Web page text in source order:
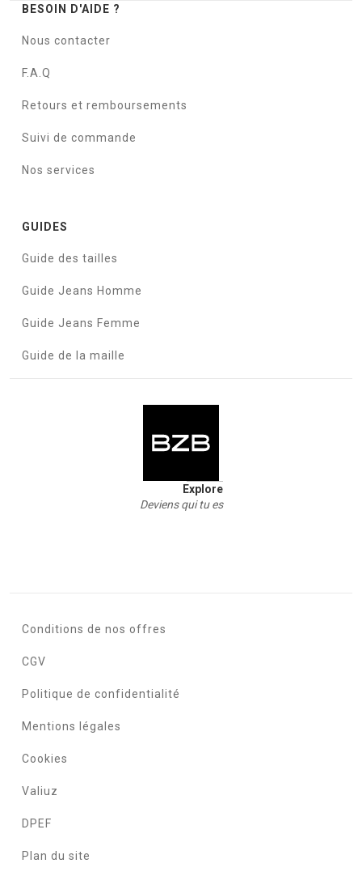
BESOIN D'AIDE ?
Nous contacter
F.A.Q
Retours et remboursements
Suivi de commande
Nos services
GUIDES
Guide des tailles
Guide Jeans Homme
Guide Jeans Femme
Guide de la maille
Explore
Deviens qui tu es
Conditions de nos offres
CGV
Politique de confidentialité
Mentions légales
Cookies
Valiuz
DPEF
Plan du site